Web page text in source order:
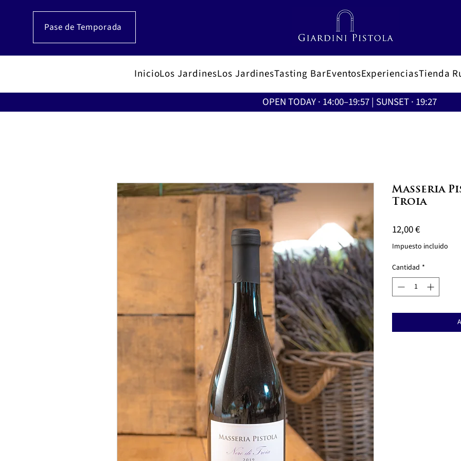
Pase de Temporada
InicioLos JardinesLos JardinesTasting BarEventosExperienciasTienda
OPEN TODAY · 14:00–19:57 | SUNSET · 19:27
Masseria
Troia
12,00 €Precio
Impuesto incluido
Cantidad *